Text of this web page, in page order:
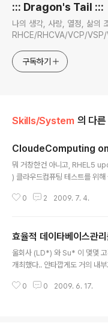
::: Dragon's Tail :::
나의 생각, 사랑, 열정, 삶의
RHCE/RHCVA/VCP/
구독하기
Skills/System 의 다른
CloudeComputing
뭐 거창한건 아니고, RHEL5
) 클라우드컴퓨팅 테스트를 위
Xen 과의 경합이 붙는것 같았는
아저씨.. ) 작업했는데, 사전작
in VM 이랑 RHEL VM 올려놓
완전 Base-x 랑 co..
0 2 2009. 7. 4.
효율적 데이타베이스관
울회사 (LD*) 와 Su* 이 몇몇 고
개최했다.. 안타깝게도 거의 내
호텔에서 했는데, 오후 세시부터
0 0 2009. 6. 17.